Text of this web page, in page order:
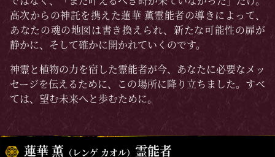
高次からの神託を携えた蓮華 薫霊能者の導きによって、
あなたの魂の地図は書き換えられ、新たな可能性の扉が
静かに、そして確かに開かれていくのです。
神霊と植物の力を宿した霊能者が今、あなたに必要なメッ
セージを伝えるために、この場所に降り立ちました。すべ
ては、望む未来へと歩むために。
蓮華 薫 （レンゲ カオル） 霊能者